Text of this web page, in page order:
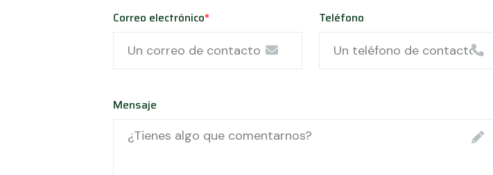
Correo electrónico* Teléfono
Mensaje